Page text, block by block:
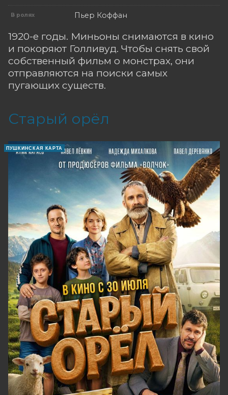
В ролях Пьер Коффан
1920-е годы. Миньоны снимаются в кино
и покоряют Голливуд. Чтобы снять свой
собственный фильм о монстрах, они
отправляются на поиски самых
пугающих существ.
Старый орёл
ПУШКИНСКАЯ КАРТА